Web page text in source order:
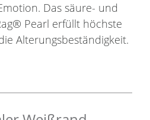
Das säure- und
Pearl erfüllt höchste
Alterungsbeständigkeit.